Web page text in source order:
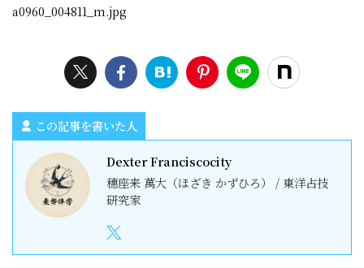
a0960_004811_m.jpg
この記事を書いた人
Dexter Franciscocity
穗座来 萬大（ほざき かずひろ） / 東洋占技
研究家